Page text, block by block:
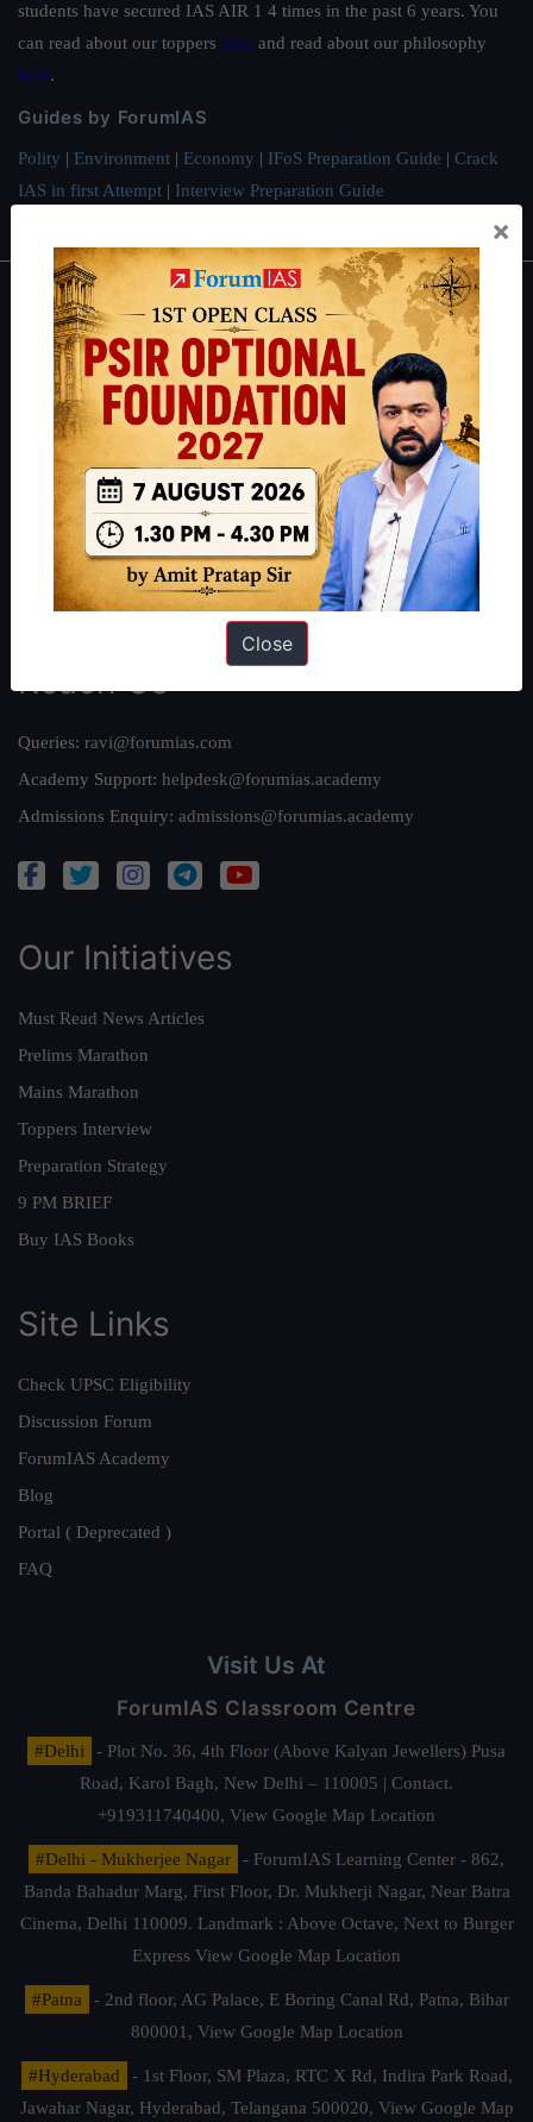
students have secured IAS AIR 1 4 times in the past 6 years. You
can read about our toppers here and read about our philosophy
here.
Guides by ForumIAS
Polity | Environment | Economy | IFoS Preparation Guide | Crack
IAS in first Attempt | Interview Preparation Guide
About
About Us
Our Philosophy
Work With Us
Our Mission
Credits
Team
Privacy Policy
Reach Us
Queries: ravi@forumias.com
Academy Support: helpdesk@forumias.academy
Admissions Enquiry: admissions@forumias.academy
Our Initiatives
Must Read News Articles
Prelims Marathon
Mains Marathon
Toppers Interview
Preparation Strategy
9 PM BRIEF
Buy IAS Books
Site Links
Check UPSC Eligibility
Discussion Forum
ForumIAS Academy
Blog
Portal ( Deprecated )
FAQ
Visit Us At
ForumIAS Classroom Centre
#Delhi
- Plot No. 36, 4th Floor (Above Kalyan Jewellers) Pusa
Road, Karol Bagh, New Delhi – 110005 | Contact.
+919311740400, View Google Map Location
#Delhi - Mukherjee Nagar
- ForumIAS Learning Center - 862,
Banda Bahadur Marg, First Floor, Dr. Mukherji Nagar, Near Batra
Cinema, Delhi 110009. Landmark : Above Octave, Next to Burger
Express View Google Map Location
#Patna
- 2nd floor, AG Palace, E Boring Canal Rd, Patna, Bihar
800001, View Google Map Location
#Hyderabad
- 1st Floor, SM Plaza, RTC X Rd, Indira Park Road,
Jawahar Nagar, Hyderabad, Telangana 500020, View Google Map
×
Close